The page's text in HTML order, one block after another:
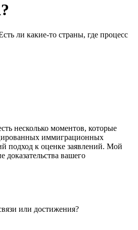
ли какие-то страны, где процесс
несколько моментов, которые
иммиграционных
подход к оценке заявлений. Мой
доказательства вашего
или достижения?